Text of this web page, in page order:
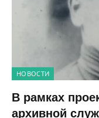
НОВОСТИ
В рамках
архивной